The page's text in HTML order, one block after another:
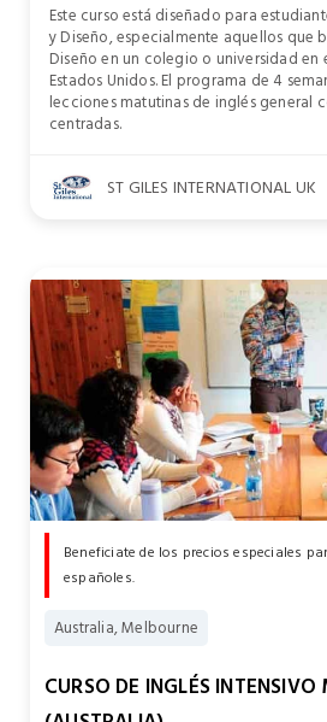
Este curso está diseñado para
y Diseño, especialmente aquellos que
Diseño en un colegio o universidad en
Estados Unidos. El programa de 4
lecciones matutinas de inglés general
centradas.
ST GILES INTERNATIONAL UK
Beneficiate de los precios especiales
españoles.
Australia, Melbourne
CURSO DE INGLÉS INTENSIVO